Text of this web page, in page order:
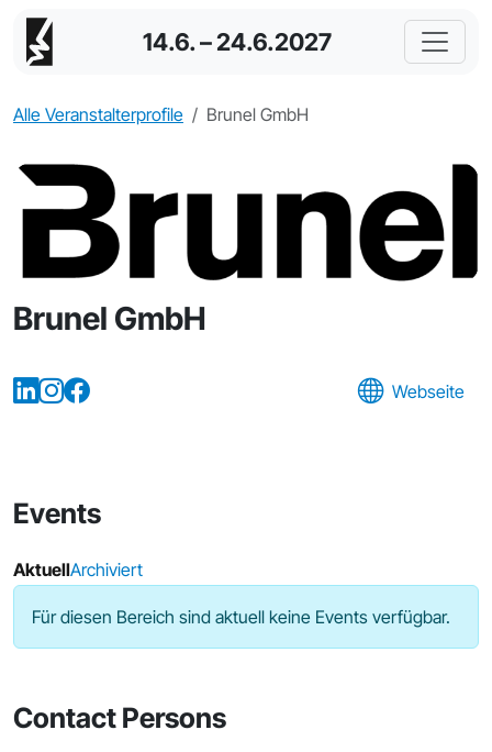
14.6. – 24.6.2027
Alle Veranstalterprofile Brunel GmbH
Brunel GmbH
Webseite
Events
AktuellArchiviert
Für diesen Bereich sind aktuell keine Events verfügbar.
Contact Persons